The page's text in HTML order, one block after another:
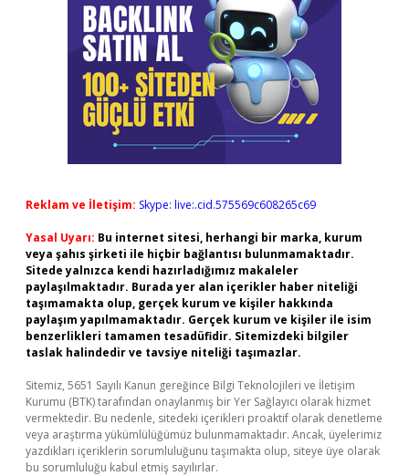
Reklam ve İletişim: Skype: live:.cid.575569c608265c69
Yasal Uyarı: Bu internet sitesi, herhangi bir marka, kurum
veya şahıs şirketi ile hiçbir bağlantısı bulunmamaktadır.
Sitede yalnızca kendi hazırladığımız makaleler
paylaşılmaktadır. Burada yer alan içerikler haber niteliği
taşımamakta olup, gerçek kurum ve kişiler hakkında
paylaşım yapılmamaktadır. Gerçek kurum ve kişiler ile isim
benzerlikleri tamamen tesadüfidir. Sitemizdeki bilgiler
taslak halindedir ve tavsiye niteliği taşımazlar.
Sitemiz, 5651 Sayılı Kanun gereğince Bilgi Teknolojileri ve İletişim
Kurumu (BTK) tarafından onaylanmış bir Yer Sağlayıcı olarak hizmet
vermektedir. Bu nedenle, sitedeki içerikleri proaktif olarak denetleme
veya araştırma yükümlülüğümüz bulunmamaktadır. Ancak, üyelerimiz
yazdıkları içeriklerin sorumluluğunu taşımakta olup, siteye üye olarak
bu sorumluluğu kabul etmiş sayılırlar.